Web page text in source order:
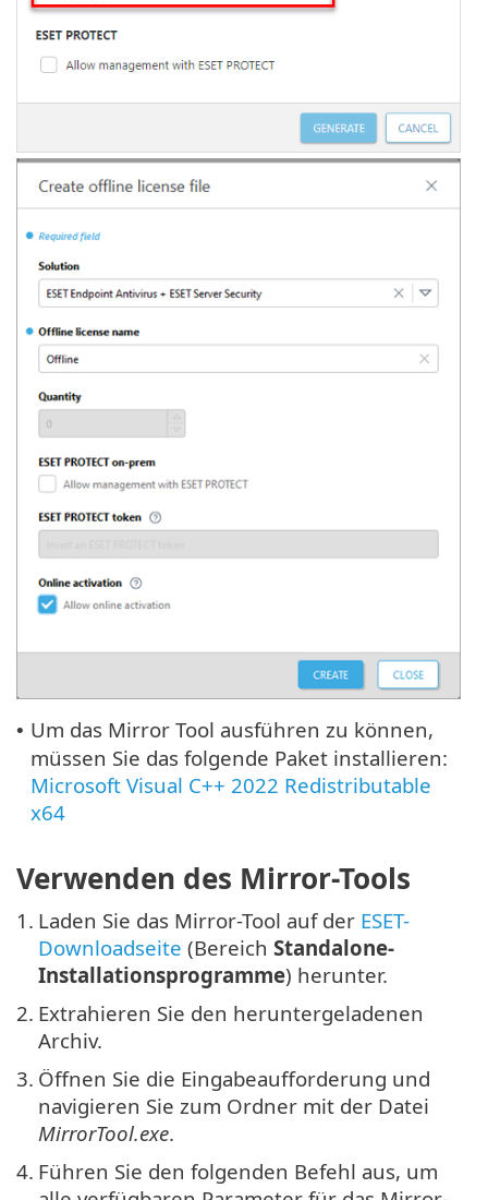
• Um das Mirror Tool ausführen zu können,
müssen Sie das folgende Paket installieren:
Microsoft Visual C++ 2022 Redistributable
x64
Verwenden des Mirror-Tools
1. Laden Sie das Mirror-Tool auf der ESET-
Downloadseite (Bereich Standalone-
Installationsprogramme) herunter.
2. Extrahieren Sie den heruntergeladenen
Archiv.
3. Öffnen Sie die Eingabeaufforderung und
navigieren Sie zum Ordner mit der Datei
MirrorTool.exe.
4. Führen Sie den folgenden Befehl aus, um